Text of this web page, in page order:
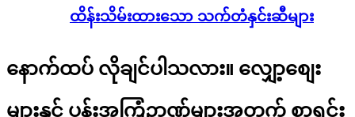
ထိန်းသိမ်းထားသော သက်တံနှင်းဆီများ
နောက်ထပ် လိုချင်ပါသလား။ လျှော့စျေး
များနှင့် ပန်းအကြံဉာဏ်များအတွက် စာရင်း